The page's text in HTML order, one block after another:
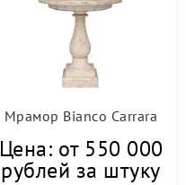
Мрамор Bianco Carrara
Цена: от 550 000
рублей за штуку